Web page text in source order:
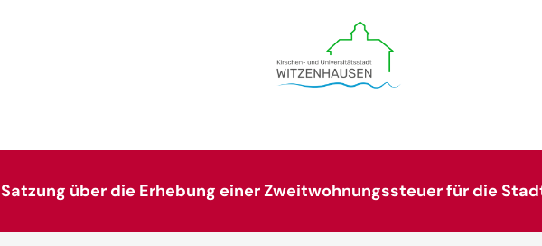
Satzung über die Erhebung einer Zweitwohnungssteuer für die